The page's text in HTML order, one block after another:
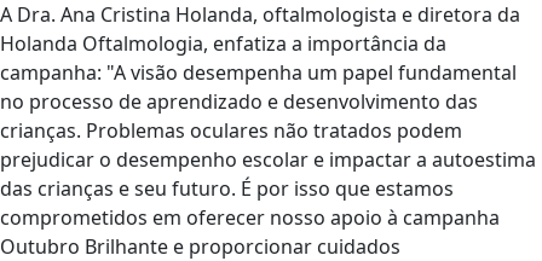
A Dra. Ana Cristina Holanda, oftalmologista e diretora da
Holanda Oftalmologia, enfatiza a importância da
campanha: "A visão desempenha um papel fundamental
no processo de aprendizado e desenvolvimento das
crianças. Problemas oculares não tratados podem
prejudicar o desempenho escolar e impactar a autoestima
das crianças e seu futuro. É por isso que estamos
comprometidos em oferecer nosso apoio à campanha
Outubro Brilhante e proporcionar cuidados